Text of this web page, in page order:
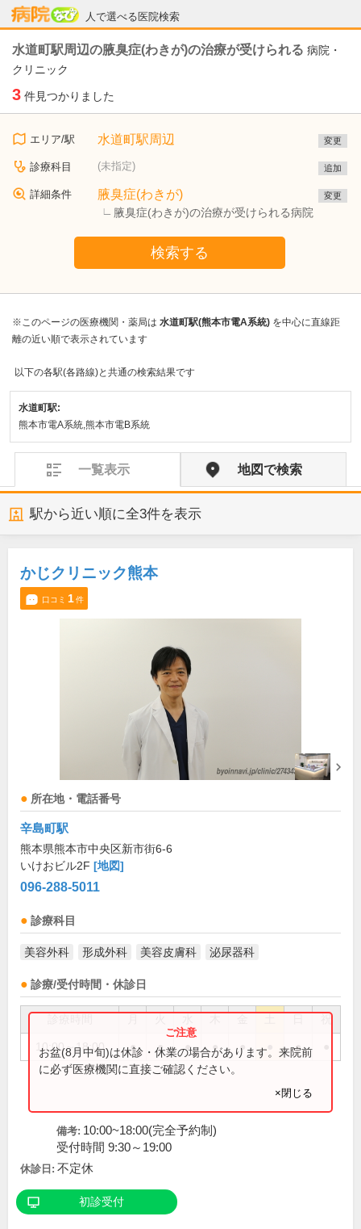
人で選べる医院検索
病院なび
水道町駅周辺の腋臭症(わきが)の治療が受けられる 病院・
クリニック
3 件見つかりました
エリア/駅 水道町駅周辺 変更
診療科目 (未指定) 追加
詳細条件 腋臭症(わきが)
腋臭症(わきが)の治療が受けられる病院
変更
検索する
※このページの医療機関・薬局は 水道町駅(熊本市電A系統) を中心に直線距
離の近い順で表示されています
以下の各駅(各路線)と共通の検索結果です
水道町駅:
熊本市電A系統,熊本市電B系統
一覧表示 地図で検索
駅から近い順に全3件を表示
かじクリニック熊本
口コミ 1件
所在地・電話番号
辛島町駅
熊本県熊本市中央区新市街6-6
いけおビル2F [地図]
096-288-5011
診療科目
美容外科 形成外科 美容皮膚科 泌尿器科
診療/受付時間・休診日
祝
10:00～18:00 ● ● ● ● ● ●
お盆(8月中旬)は休診・休業の場合があります。来院前
に必ず医療機関に直接ご確認ください。
×閉じる
備考: 10:00~18:00(完全予約制)
受付時間 9:30～19:00
休診日: 不定休
初診受付